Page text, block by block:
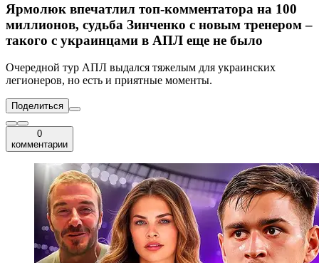
Ярмолюк впечатлил топ-комментатора на 100
миллионов, судьба Зинченко с новым тренером –
такого с украинцами в АПЛ еще не было
Очередной тур АПЛ выдался тяжелым для украинских
легионеров, но есть и приятные моменты.
Поделиться
0
комментарии